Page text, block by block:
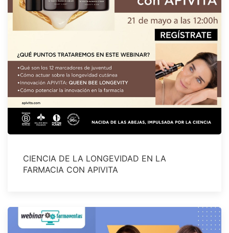
CIENCIA DE LA LONGEVIDAD EN LA
FARMACIA CON APIVITA